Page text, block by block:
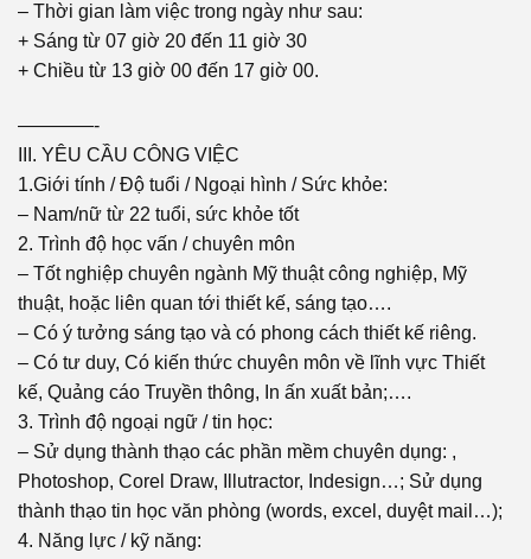
– Thời gian làm việc trong ngày như sau:
+ Sáng từ 07 giờ 20 đến 11 giờ 30
+ Chiều từ 13 giờ 00 đến 17 giờ 00.
————-
III. YÊU CẦU CÔNG VIỆC
1.Giới tính / Độ tuổi / Ngoại hình / Sức khỏe:
– Nam/nữ từ 22 tuổi, sức khỏe tốt
2. Trình độ học vấn / chuyên môn
– Tốt nghiệp chuyên ngành Mỹ thuật công nghiệp, Mỹ
thuật, hoặc liên quan tới thiết kế, sáng tạo….
– Có ý tưởng sáng tạo và có phong cách thiết kế riêng.
– Có tư duy, Có kiến thức chuyên môn về lĩnh vực Thiết
kế, Quảng cáo Truyền thông, In ấn xuất bản;….
3. Trình độ ngoại ngữ / tin học:
– Sử dụng thành thạo các phần mềm chuyên dụng: ,
Photoshop, Corel Draw, Illutractor, Indesign…; Sử dụng
thành thạo tin học văn phòng (words, excel, duyệt mail…);
4. Năng lực / kỹ năng: